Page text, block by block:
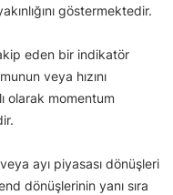
göstermektedir.
eden bir indikatör
veya hızını
olarak momentum
ayı piyasası dönüşleri
dönüşlerinin yanı sıra